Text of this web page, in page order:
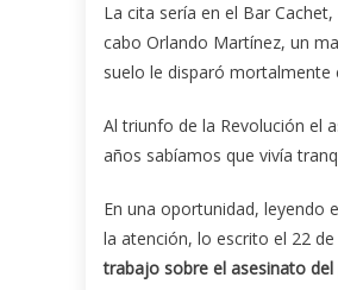
La cita sería en el Bar
cabo Orlando Martínez, un
suelo le disparó mortalmente
Al triunfo de la Revolución el
años sabíamos que vivía
En una oportunidad, leyendo
la atención, lo escrito el 22
trabajo sobre el asesinato